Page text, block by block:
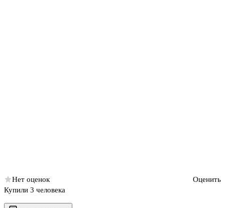
Нет оценок
Оценить
Купили 3 человека